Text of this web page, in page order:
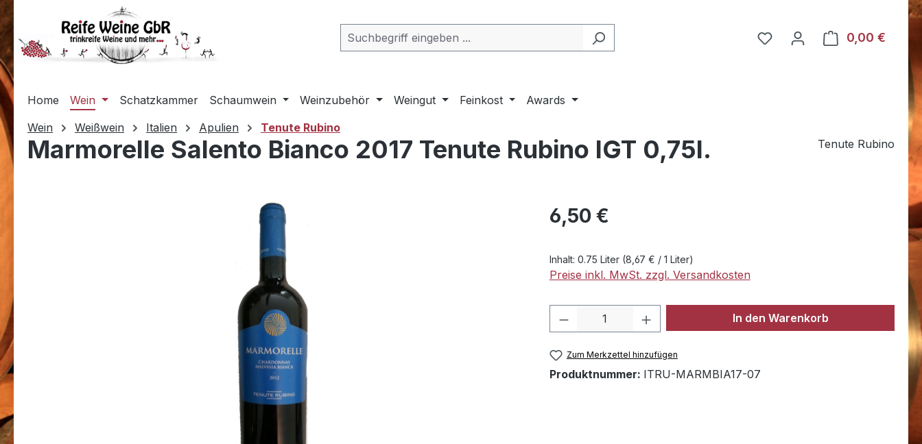
Hauptinhalt springen
Zur Suche springen
Zur Hauptnavigation springen
Du hast 0 Produkte auf
0,00 €
Home Wein Schatzkammer Schaumwein Weinzubehör Weingut Feinkost
Awards
Wein
Weißwein Italien Apulien Tenute Rubino
Marmorelle Salento Bianco 2017 Tenute Rubino IGT 0,75l. Tenute Rubino
Regulärer Preis:
6,50 €
Inhalt: 0.75 Liter (8,67 € / 1 Liter)
Preise inkl. MwSt. zzgl. Versandkosten
Produkt Anzahl: Gib den gewünschten Wert
In den Warenkorb
Zum Merkzettel hinzufügen
Produktnummer: ITRU-MARMBIA17-07